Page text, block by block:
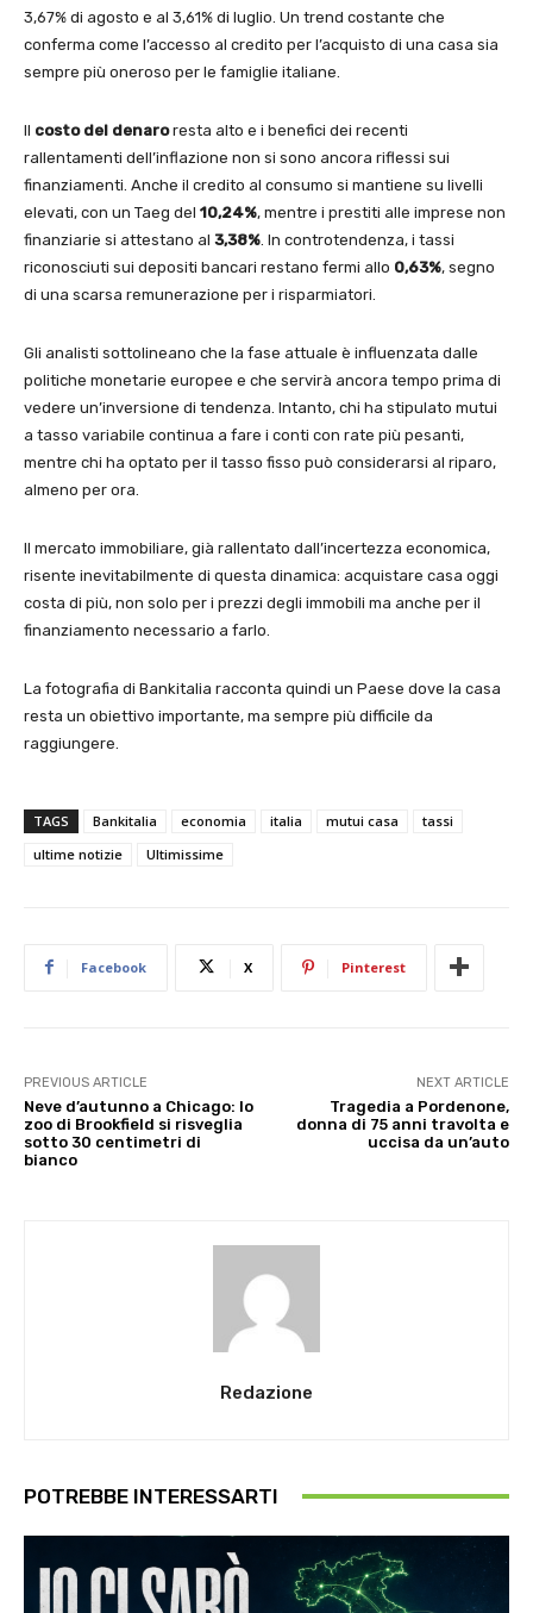
3,67% di agosto e al 3,61% di luglio. Un trend costante che
conferma come l’accesso al credito per l’acquisto di una casa sia
sempre più oneroso per le famiglie italiane.
Il costo del denaroresta alto e i benefici dei recenti
rallentamenti dell’inflazione non si sono ancora riflessi sui
finanziamenti. Anche il credito al consumo si mantiene su livelli
elevati, con un Taeg del 10,24%, mentre i prestiti alle imprese non
finanziarie si attestano al 3,38% . In controtendenza, i tassi
riconosciuti sui depositi bancari restano fermi allo 0,63%, segno
di una scarsa remunerazione per i risparmiatori.
Gli analisti sottolineano che la fase attuale è influenzata dalle
politiche monetarie europee e che servirà ancora tempo prima di
vedere un’inversione di tendenza. Intanto, chi ha stipulato mutui
a tasso variabile continua a fare i conti con rate più pesanti,
mentre chi ha optato per il tasso fisso può considerarsi al riparo,
almeno per ora.
Il mercato immobiliare, già rallentato dall’incertezza economica,
risente inevitabilmente di questa dinamica: acquistare casa oggi
costa di più, non solo per i prezzi degli immobili ma anche per il
finanziamento necessario a farlo.
La fotografia di Bankitalia racconta quindi un Paese dove la casa
resta un obiettivo importante, ma sempre più difficile da
raggiungere.
TAGS Bankitalia economia italia mutui casa
tassi
ultime notizie
Ultimissime
Facebook X Pinterest
PREVIOUS ARTICLE
Neve d’autunno a Chicago: lo
zoo di Brookfield si risveglia
sotto 30 centimetri di
bianco
NEXT ARTICLE
Tragedia a Pordenone,
donna di 75 anni travolta e
uccisa da un’auto
Redazione
POTREBBE INTERESSARTI